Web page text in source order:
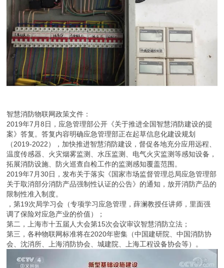
智慧消防物联网政策文件：
2019年7月8日，应急管理部公开《关于推进全国智慧消防建设的提
案》答复。答复内容明确应急管理部正在起草信息化建设规划
（2019-2022），加快推进智慧消防建设，督促各地充分应用远程、
温度传感器、火灾烟雾监测、水压监测、电气火灾监测等感知设备，
拓展消防设施、防火巡查自检工作的监测感知覆盖范围。
2019年7月30日，发布关于落实《国家市场监督管理总局应急管理部
关于取消部分消防产品强制性认证的公告》的通知，放开消防产品的
限制性准入制度。
，第19次局学习会（专项学习应急管理，薛澜教授任讲师，里面强
调了保险对应急产业的价值）；
第二，上海市十五届人大会第15次会议审议智慧消防立法；
第三，各种物联网标准将在2020年密集（中国建研院、中国消防协
会、沈消所、上海消防协会、城建院、上海工程设备协会等）。